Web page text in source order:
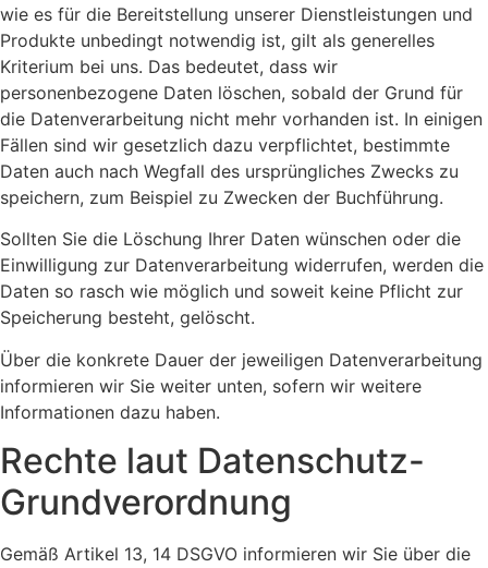
wie es für die Bereitstellung unserer Dienstleistungen und
Produkte unbedingt notwendig ist, gilt als generelles
Kriterium bei uns. Das bedeutet, dass wir
personenbezogene Daten löschen, sobald der Grund für
die Datenverarbeitung nicht mehr vorhanden ist. In einigen
Fällen sind wir gesetzlich dazu verpflichtet, bestimmte
Daten auch nach Wegfall des ursprüngliches Zwecks zu
speichern, zum Beispiel zu Zwecken der Buchführung.
Sollten Sie die Löschung Ihrer Daten wünschen oder die
Einwilligung zur Datenverarbeitung widerrufen, werden die
Daten so rasch wie möglich und soweit keine Pflicht zur
Speicherung besteht, gelöscht.
Über die konkrete Dauer der jeweiligen Datenverarbeitung
informieren wir Sie weiter unten, sofern wir weitere
Informationen dazu haben.
Rechte laut Datenschutz-
Grundverordnung
Gemäß Artikel 13, 14 DSGVO informieren wir Sie über die